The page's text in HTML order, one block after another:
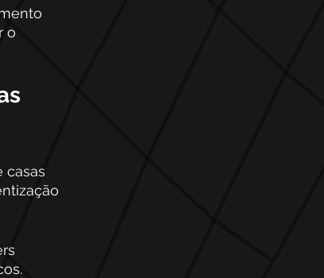
o
casas